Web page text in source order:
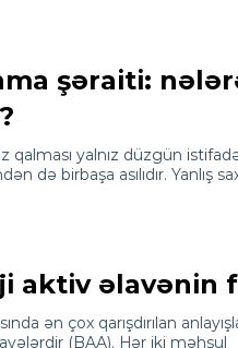
şəraiti:
qalması yalnız düzgün
də birbaşa asılıdır. Yanlış
aktiv əlavənin
ən çox qarışdırılan
(BAA). Hər iki məhsul